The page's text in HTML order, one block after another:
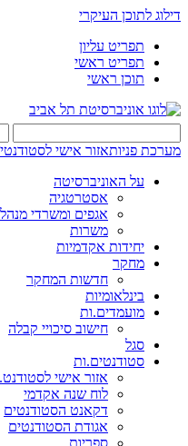
דילוג לתוכן העיקרי
תפריט עליון
תפריט ראשי
תוכן ראשי
מערכת פניותאזור אישי
על האוניברסיטה
אסטרטגיה
אגפים ומשרדי
משרות
יחידות אקדמיות
מחקר
חדשות המחקר
בינלאומיות
מועמדים.ות
חישוב סיכויי קבלה
סגל
סטודנטים.ות
אזור אישי
לוח שנה אקדמי
דקאנט הסטודנטים
אגודת הסטודנטים
ספריות